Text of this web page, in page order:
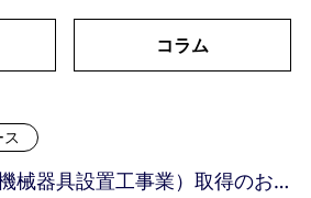
コラム
械器具設置工事業）取得のお